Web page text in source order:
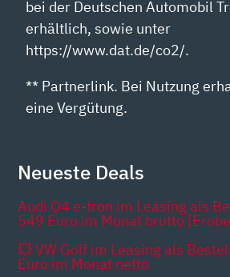
bei der Deutschen Automobil
erhältlich, sowie unter
https://www.dat.de/co2/.
** Partnerlink. Bei Nutzung
eine Vergütung.
Neueste Deals
Audi Q4 e-tron im Leasing als
549 Euro im Monat brutto
💥 VW Golf im Leasing als
Euro im Monat netto